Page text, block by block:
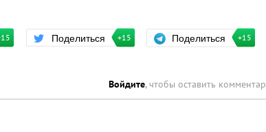
Поделиться +15 Поделиться +15
Войдите, чтобы оставить